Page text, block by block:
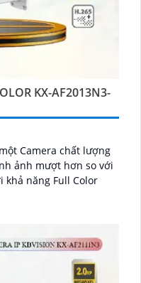
KX-AF2013N3-
Camera chất lượng
ảnh mượt hơn so với